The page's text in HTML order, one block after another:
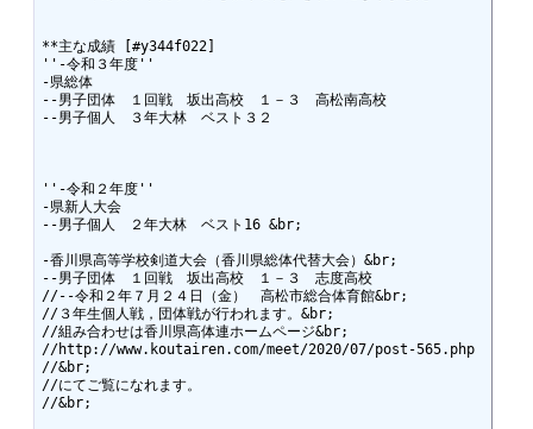
**主な成績 [#y344f022]
''-令和３年度''
-県総体
--男子団体　１回戦　坂出高校　１－３　高松南高校
--男子個人　３年大林　ベスト３２
''-令和２年度''
-県新人大会
--男子個人　２年大林　ベスト16 &br;
-香川県高等学校剣道大会（香川県総体代替大会）&br;
--男子団体　１回戦　坂出高校　１－３　志度高校
//--令和２年７月２４日（金）　高松市総合体育館&br;
//３年生個人戦，団体戦が行われます。&br;
//組み合わせは香川県高体連ホームページ&br;
//http://www.koutairen.com/meet/2020/07/post-565.php
//&br;
//にてご覧になれます。
//&br;